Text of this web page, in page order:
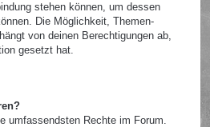
stehen können, um dessen
Die Möglichkeit, Themen-
von deinen Berechtigungen ab,
gesetzt hat.
umfassendsten Rechte im Forum.